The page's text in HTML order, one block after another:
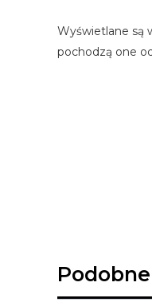
Wyświetlane są
pochodzą one